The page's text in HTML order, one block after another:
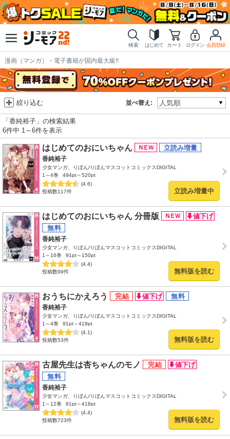
検索 はじめて カート ログイン 会員登録
漫画（マンガ）・電子書籍が国内最大級!!
並べ替え:
絞り込む
「香純裕子」の検索結果
6件中 1～6件を表示
はじめてのおにいちゃん
香純裕子
少女マンガ、りぼん/りぼんマスコットコミックスDIGITAL
1～4巻
494pt～520pt
(4.6)
投稿数117件
立読み増量中
はじめてのおにいちゃん 分冊版
香純裕子
少女マンガ、りぼん/りぼんマスコットコミックスDIGITAL
1～16巻
91pt～150pt
(4.4)
投稿数99件
無料版を読む
おうちにかえろう
香純裕子
少女マンガ、りぼん/りぼんマスコットコミックスDIGITAL
1～4巻
91pt～418pt
(4.1)
投稿数53件
無料版を読む
古屋先生は杏ちゃんのモノ
香純裕子
少女マンガ、りぼん/りぼんマスコットコミックスDIGITAL
1～12巻
91pt～418pt
(4.4)
投稿数723件
無料版を読む